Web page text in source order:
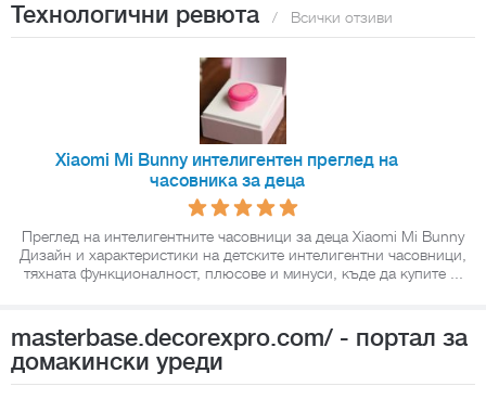
Технологични ревюта / Всички отзиви
Xiaomi Mi Bunny интелигентен преглед на
часовника за деца
Преглед на интелигентните часовници за деца Xiaomi Mi Bunny
Дизайн и характеристики на детските интелигентни часовници,
тяхната функционалност, плюсове и минуси, къде да купите ...
masterbase.decorexpro.com/ - портал за
домакински уреди